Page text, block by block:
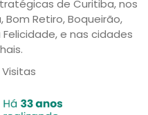
de Curitiba, nos
Bom Retiro, Boqueirão,
e nas cidades